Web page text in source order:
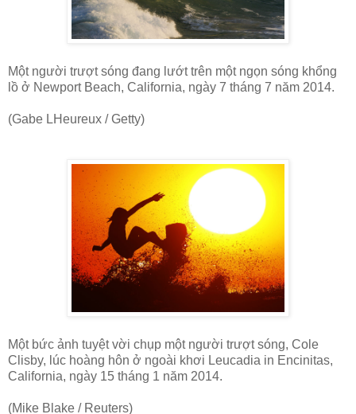
Một người trượt sóng đang lướt trên một ngọn sóng khổng
lồ ở Newport Beach, California, ngày 7 tháng 7 năm 2014.
(Gabe LHeureux / Getty)
Một bức ảnh tuyệt vời chụp một người trượt sóng, Cole
Clisby, lúc hoàng hôn ở ngoài khơi Leucadia in Encinitas,
California, ngày 15 tháng 1 năm 2014.
(Mike Blake / Reuters)